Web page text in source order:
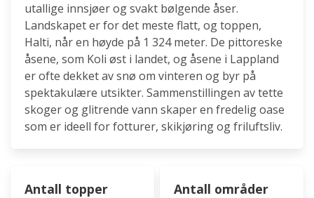
utallige innsjøer og svakt bølgende åser.
Landskapet er for det meste flatt, og toppen,
Halti, når en høyde på 1 324 meter. De pittoreske
åsene, som Koli øst i landet, og åsene i Lappland
er ofte dekket av snø om vinteren og byr på
spektakulære utsikter. Sammenstillingen av tette
skoger og glitrende vann skaper en fredelig oase
som er ideell for fotturer, skikjøring og friluftsliv.
Antall topper Antall områder